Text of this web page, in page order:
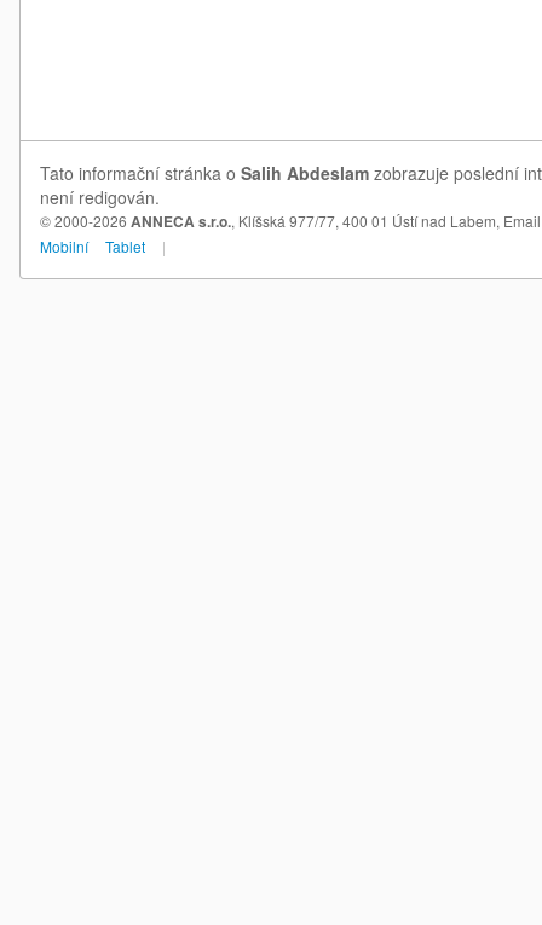
Tato informační stránka o Salih Abdeslam zobrazuje poslední
není redigován.
© 2000-2026 ANNECA s.r.o., Klíšská 977/77, 400 01 Ústí nad Labem,
Mobilní
Tablet |